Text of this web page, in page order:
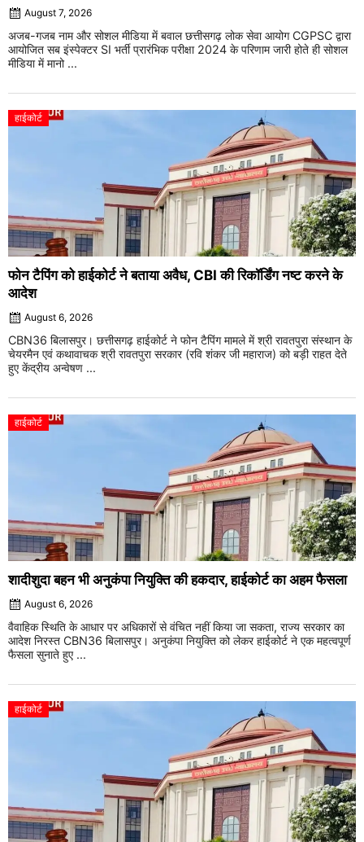
August 7, 2026
अजब-गजब नाम और सोशल मीडिया में बवाल छत्तीसगढ़ लोक सेवा आयोग CGPSC द्वारा
आयोजित सब इंस्पेक्टर SI भर्ती प्रारंभिक परीक्षा 2024 के परिणाम जारी होते ही सोशल
मीडिया में मानो ...
हाईकोर्ट
फोन टैपिंग को हाईकोर्ट ने बताया अवैध, CBI की रिकॉर्डिंग नष्ट करने के
आदेश
August 6, 2026
CBN36 बिलासपुर। छत्तीसगढ़ हाईकोर्ट ने फोन टैपिंग मामले में श्री रावतपुरा संस्थान के
चेयरमैन एवं कथावाचक श्री रावतपुरा सरकार (रवि शंकर जी महाराज) को बड़ी राहत देते
हुए केंद्रीय अन्वेषण ...
हाईकोर्ट
शादीशुदा बहन भी अनुकंपा नियुक्ति की हकदार, हाईकोर्ट का अहम फैसला
August 6, 2026
वैवाहिक स्थिति के आधार पर अधिकारों से वंचित नहीं किया जा सकता, राज्य सरकार का
आदेश निरस्त CBN36 बिलासपुर। अनुकंपा नियुक्ति को लेकर हाईकोर्ट ने एक महत्वपूर्ण
फैसला सुनाते हुए ...
हाईकोर्ट